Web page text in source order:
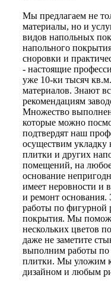
Мы предлагаем не
материалы, но и
видов напольных
напольного
сноровки и
- настоящие
уже 10-ки тысяч
материалов. Знают
рекомендациям
Множество
которые можно
подтвердят наш
осуществим укладку
плитки и других
помещений, на
основание
имеет неровности и
и ремонт
работы по фигурной
покрытия. Мы
нескольких цветов
даже не заметите
выполним работы по
плитки. Мы уложим
дизайном и любым